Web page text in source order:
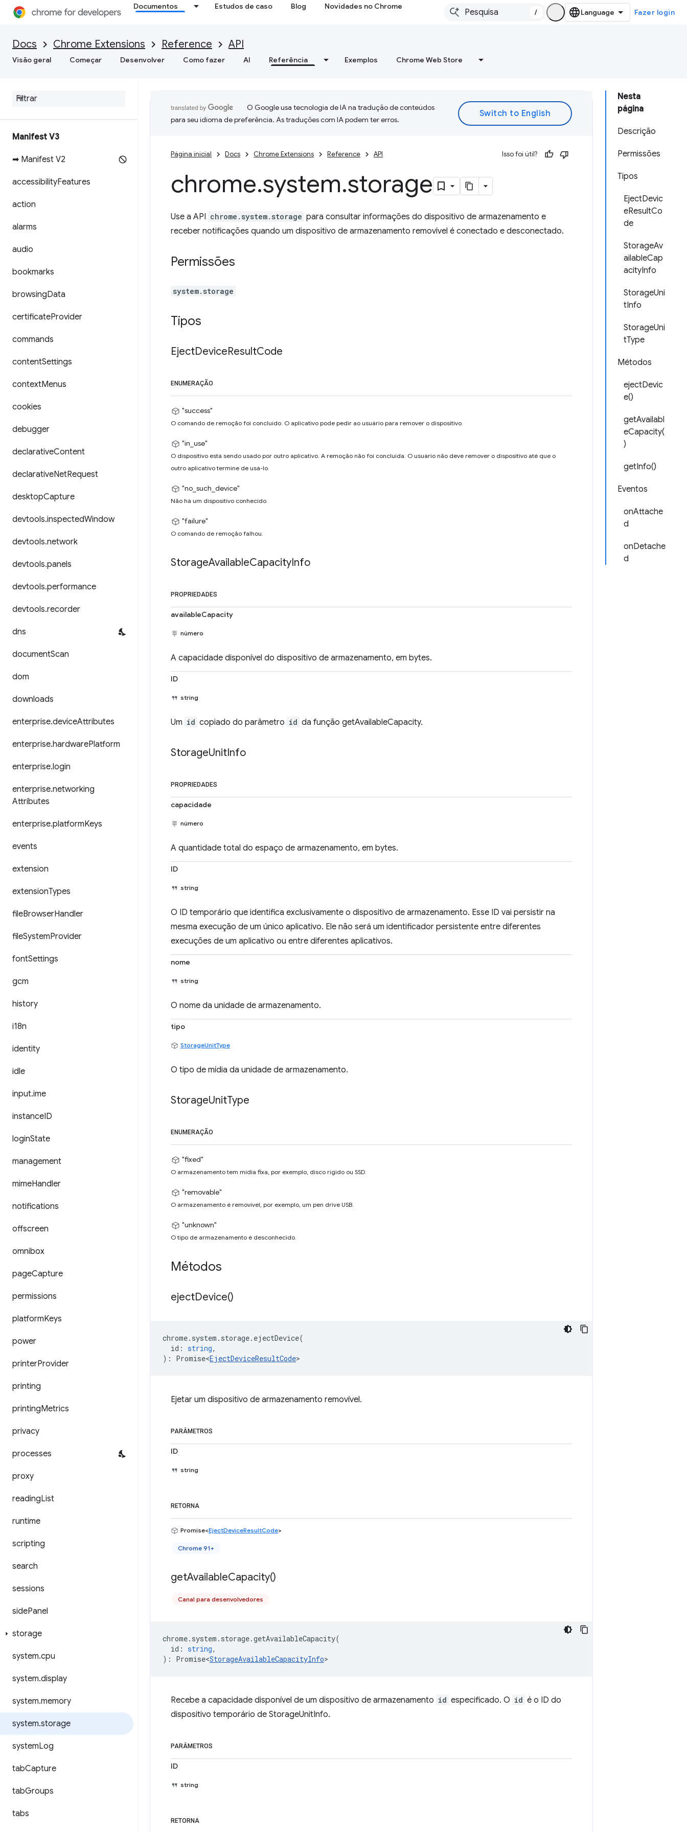
Documentos Estudos de caso Blog Novidades no Chrome
/ Fazer login
Docs Chrome Extensions Reference API
Visão geral Começar Desenvolver Como fazer AI Referência Exemplos Chrome Web Store
Manifest V3
➡ Manifest V2
accessibilityFeatures
action
alarms
audio
bookmarks
browsingData
certificateProvider
commands
contentSettings
contextMenus
cookies
debugger
declarativeContent
declarativeNetRequest
desktopCapture
devtools.inspectedWindow
devtools.network
devtools.panels
devtools.performance
devtools.recorder
dns
documentScan
dom
downloads
enterprise.deviceAttributes
enterprise.hardwarePlatform
enterprise.login
enterprise.networking
Attributes
enterprise.platformKeys
events
extension
extensionTypes
fileBrowserHandler
fileSystemProvider
fontSettings
gcm
history
i18n
identity
idle
input.ime
instanceID
loginState
management
mimeHandler
notifications
offscreen
omnibox
pageCapture
permissions
platformKeys
power
printerProvider
printing
printingMetrics
privacy
processes
proxy
readingList
runtime
scripting
search
sessions
sidePanel
storage
system.cpu
system.display
system.memory
system.storage
systemLog
tabCapture
tabGroups
tabs
Nesta
página
Descrição
Permissões
Tipos
EjectDevic
eResultCo
de
StorageAv
ailableCap
acityInfo
StorageUni
tInfo
StorageUni
tType
Métodos
ejectDevic
e()
getAvailabl
eCapacity(
)
getInfo()
Eventos
onAttache
d
onDetache
d
O Google usa tecnologia de IA na tradução de conteúdos
para seu idioma de preferência. As traduções com IA podem ter erros.
Página inicial Docs Chrome Extensions Reference API Isso foi útil?
chrome.system.storage
Use a API chrome.system.storage para consultar informações do dispositivo de armazenamento e
receber notificações quando um dispositivo de armazenamento removível é conectado e desconectado.
Permissões
system.storage
Tipos
EjectDeviceResultCode
ENUMERAÇÃO
"success"
O comando de remoção foi concluído. O aplicativo pode pedir ao usuário para remover o dispositivo.
"in_use"
O dispositivo está sendo usado por outro aplicativo. A remoção não foi concluída. O usuário não deve remover o dispositivo até que o
outro aplicativo termine de usá-lo.
"no_such_device"
Não há um dispositivo conhecido.
"failure"
O comando de remoção falhou.
StorageAvailableCapacityInfo
PROPRIEDADES
availableCapacity
número
A capacidade disponível do dispositivo de armazenamento, em bytes.
ID
string
Um id copiado do parâmetro id da função getAvailableCapacity.
StorageUnitInfo
PROPRIEDADES
capacidade
número
A quantidade total do espaço de armazenamento, em bytes.
ID
string
O ID temporário que identifica exclusivamente o dispositivo de armazenamento. Esse ID vai persistir na
mesma execução de um único aplicativo. Ele não será um identificador persistente entre diferentes
execuções de um aplicativo ou entre diferentes aplicativos.
nome
string
O nome da unidade de armazenamento.
tipo
StorageUnitType
O tipo de mídia da unidade de armazenamento.
StorageUnitType
ENUMERAÇÃO
"fixed"
O armazenamento tem mídia fixa, por exemplo, disco rígido ou SSD.
"removable"
O armazenamento é removível, por exemplo, um pen drive USB.
"unknown"
O tipo de armazenamento é desconhecido.
Métodos
ejectDevice()
chrome. system . storage. ejectDevice(
id : string,
) : Promise<EjectDeviceResultCode>
Ejetar um dispositivo de armazenamento removível.
PARÂMETROS
ID
string
RETORNA
Promise<EjectDeviceResultCode>
Chrome 91+
getAvailableCapacity()
Canal para desenvolvedores
chrome. system . storage.getAvailableCapacity(
id : string,
) : Promise<StorageAvailableCapacityInfo>
Recebe a capacidade disponível de um dispositivo de armazenamento id especificado. O id é o ID do
dispositivo temporário de StorageUnitInfo.
PARÂMETROS
ID
string
RETORNA